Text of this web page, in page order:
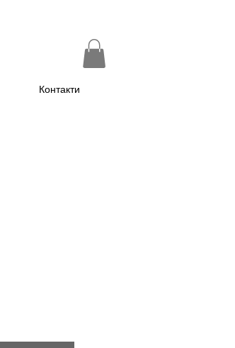
Контакти